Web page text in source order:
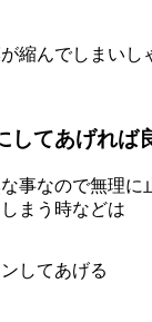
縮んでしまい
してあげれば
事なので無理に
まう時などは
してあげる